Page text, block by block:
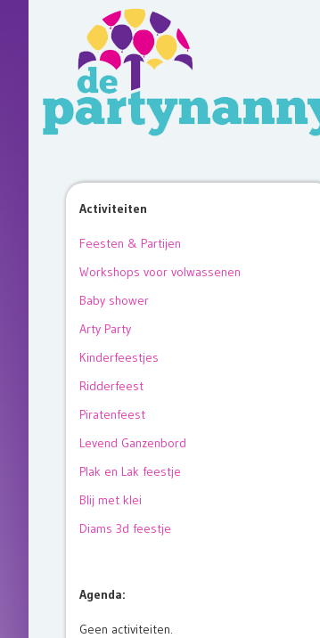
Activiteiten
Feesten & Partijen
Workshops voor volwassenen
Baby shower
Arty Party
Kinderfeestjes
Ridderfeest
Piratenfeest
Levend Ganzenbord
Plak en Lak feestje
Blij met klei
Diams 3d feestje
Agenda:
Geen activiteiten.